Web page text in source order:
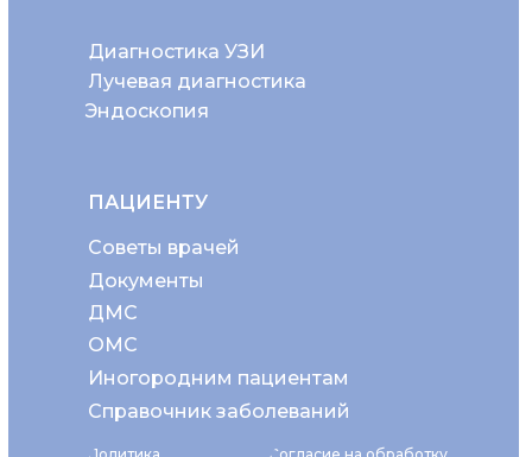
Диагностика УЗИ
Эндоскопия
Лучевая диагностика
ПАЦИЕНТУ
Советы врачей
ОМС
Документы
ДМС
Иногородним пациентам
Справочник заболеваний